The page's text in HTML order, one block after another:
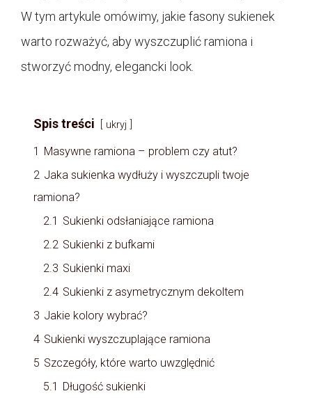
W tym artykule omówimy, jakie fasony sukienek
warto rozważyć, aby wyszczuplić ramiona i
stworzyć modny, elegancki look.
Spis treści ukryj
1
Masywne ramiona – problem czy atut?
2 Jaka sukienka wydłuży i wyszczupli twoje
ramiona?
2.1 Sukienki odsłaniające ramiona
2.2 Sukienki z bufkami
2.3 Sukienki maxi
2.4 Sukienki z asymetrycznym dekoltem
3 Jakie kolory wybrać?
4 Sukienki wyszczuplające ramiona
5 Szczegóły, które warto uwzględnić
5.1
Długość sukienki